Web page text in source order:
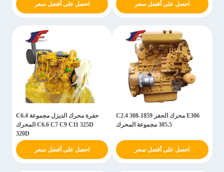
احصل على أفضل سعر احصل على أفضل سعر
E306 محرك الحفر C2.4 308-1859
305.5 مجموعة المحرك
احصل على أفضل سعر
حفرة محرك الديزل مجموعة C6.4
C6.6 C7 C9 C11 325D المحرك
320D
احصل على أفضل سعر